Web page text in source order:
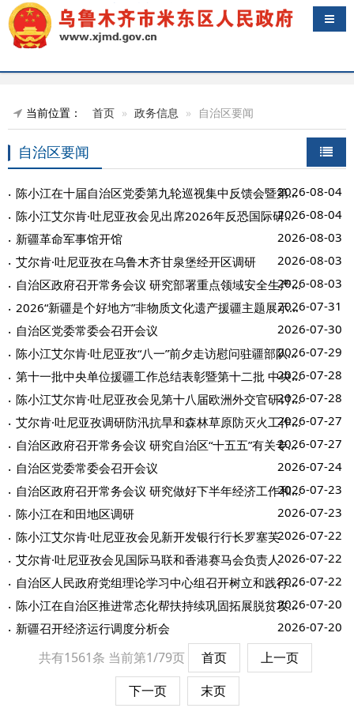
导航
当前位置： 首页 政务信息 自治区要闻
自治区要闻
2026-08-04
陈小江在十届自治区党委第九轮巡视集中反馈会暨第十轮巡视动员部署会上强调 不断...
2026-08-04
陈小江艾尔肯·吐尼亚孜会见出席2026年反恐国际研讨会中外嘉宾
2026-08-03
新疆革命军事馆开馆
2026-08-03
艾尔肯·吐尼亚孜在乌鲁木齐甘泉堡经开区调研
2026-08-03
自治区政府召开常务会议 研究部署重点领域安全生产“打非治违”工作等
2026-07-31
2026“新疆是个好地方”非物质文化遗产援疆主题展示活动启动
2026-07-30
自治区党委常委会召开会议
2026-07-29
陈小江艾尔肯·吐尼亚孜“八一”前夕走访慰问驻疆部队官兵和优抚对象
2026-07-28
第十一批中央单位援疆工作总结表彰暨第十二批 中央单位援疆干部人才欢迎大会举行
2026-07-28
陈小江艾尔肯·吐尼亚孜会见第十八届欧洲外交官研讨班一行
2026-07-27
艾尔肯·吐尼亚孜调研防汛抗旱和森林草原防灭火工作 以“时时放心不下”的责任担...
2026-07-27
自治区政府召开常务会议 研究自治区“十五五”有关专项规划等
2026-07-24
自治区党委常委会召开会议
2026-07-23
自治区政府召开常务会议 研究做好下半年经济工作和相关规划等
2026-07-23
陈小江在和田地区调研
2026-07-22
陈小江艾尔肯·吐尼亚孜会见新开发银行行长罗塞芙
2026-07-22
艾尔肯·吐尼亚孜会见国际马联和香港赛马会负责人
2026-07-22
自治区人民政府党组理论学习中心组召开树立和践行正确政绩观学习教育 专题调研成...
2026-07-20
陈小江在自治区推进常态化帮扶持续巩固拓展脱贫攻坚成果工作会议上强调 扎实有力...
2026-07-20
新疆召开经济运行调度分析会
共有1561条 当前第1/79页 首页
上一页
下一页
末页